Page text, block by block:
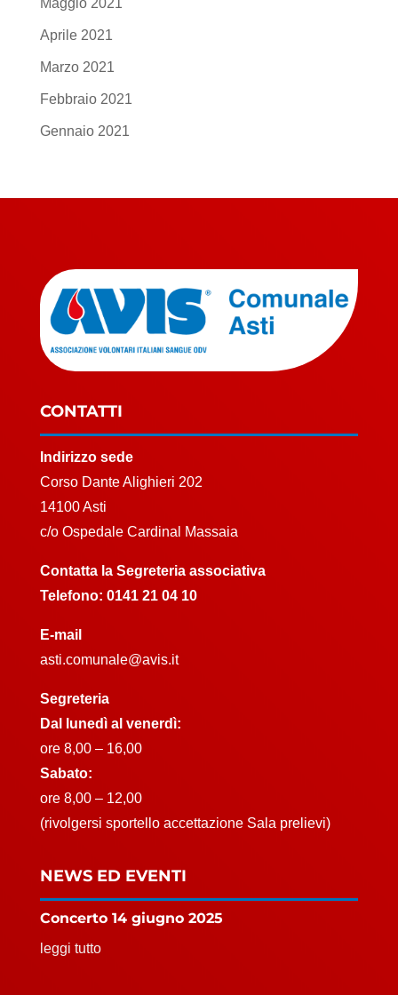
Aprile 2021
Marzo 2021
Febbraio 2021
Gennaio 2021
CONTATTI
Indirizzo sede
Corso Dante Alighieri 202
14100 Asti
c/o Ospedale Cardinal Massaia
Contatta la Segreteria associativa
Telefono: 0141 21 04 10
E-mail
asti.comunale@avis.it
Segreteria
Dal lunedì al venerdì:
ore 8,00 – 16,00
Sabato:
ore 8,00 – 12,00
(rivolgersi sportello accettazione Sala prelievi)
NEWS ED EVENTI
Concerto 14 giugno 2025
leggi tutto